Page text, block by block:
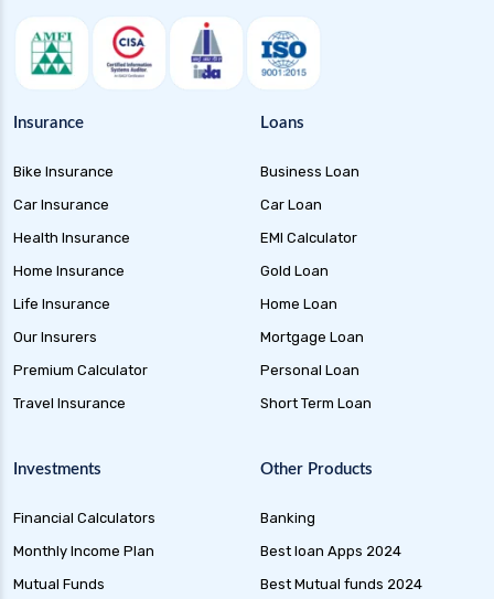
Insurance
Bike Insurance
Car Insurance
Health Insurance
Home Insurance
Life Insurance
Our Insurers
Premium Calculator
Travel Insurance
Loans
Business Loan
Car Loan
EMI Calculator
Gold Loan
Home Loan
Mortgage Loan
Personal Loan
Short Term Loan
Investments
Financial Calculators
Monthly Income Plan
Mutual Funds
Other Products
Banking
Best loan Apps 2024
Best Mutual funds 2024